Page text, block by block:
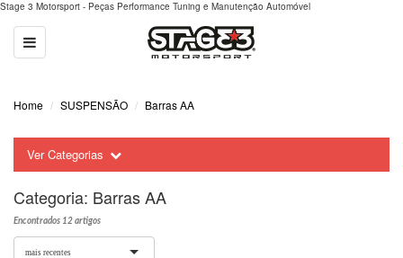
Stage 3 Motorsport - Peças Performance Tuning e Manutenção Automóvel
Toggle
navigation
Home SUSPENSÃO Barras AA
Ver Categorias
Categoria: Barras AA
Encontrados 12 artigos
mais recentes